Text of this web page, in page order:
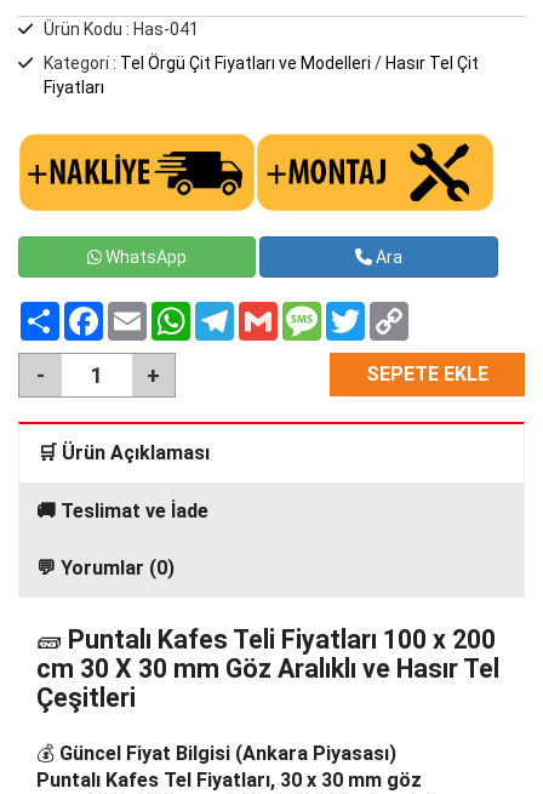
Ürün Kodu : Has-041
Kategori̇ : Tel Örgü Çit Fiyatları ve Modelleri / Hasır Tel Çit
Fiyatları
WhatsApp Ara
PaylaşFacebook
Email WhatsAppTelegram
Gmail MessageTwitter
SEPETE EKLE
🛒 Ürün Açıklaması
🚚 Teslimat ve İade
💬 Yorumlar (0)
🧱 Puntalı Kafes Teli Fiyatları 100 x 200
cm 30 X 30 mm Göz Aralıklı ve Hasır Tel
Çeşitleri
💰 Güncel Fiyat Bilgisi (Ankara Piyasası)
Puntalı Kafes Tel Fiyatları, 30 x 30 mm göz